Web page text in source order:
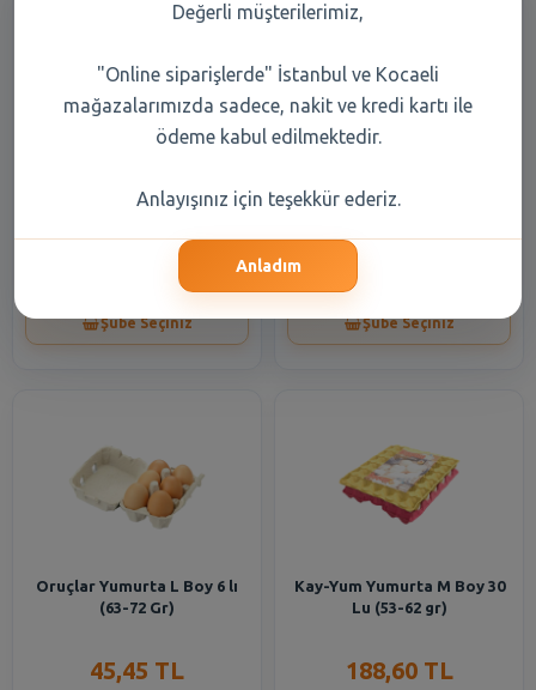
6lı (53-62 Gr)
Şube Seçiniz
gr
Şube Seçiniz
Oruçlar Yumurta L Boy 6 lı
(63-72 Gr)
45,45 TL
Kay-Yum Yumurta M Boy 30
Lu (53-62 gr)
188,60 TL
Değerli müşterilerimiz,
"Online siparişlerde" İstanbul ve Kocaeli
mağazalarımızda sadece, nakit ve kredi kartı ile
ödeme kabul edilmektedir.
Anlayışınız için teşekkür ederiz.
Anladım